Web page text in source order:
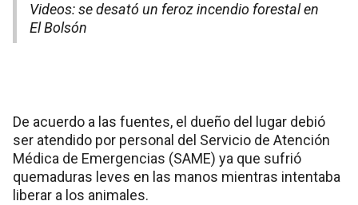
Videos: se desató un feroz incendio forestal en
El Bolsón
De acuerdo a las fuentes, el dueño del lugar debió
ser atendido por personal del Servicio de Atención
Médica de Emergencias (SAME) ya que sufrió
quemaduras leves en las manos mientras intentaba
liberar a los animales.